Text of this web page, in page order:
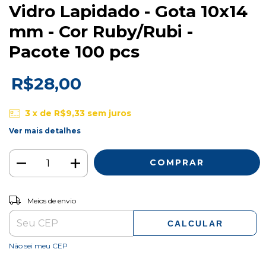
Vidro Lapidado - Gota 10x14
mm - Cor Ruby/Rubi -
Pacote 100 pcs
R$28,00
3 x de R$9,33 sem juros
Ver mais detalhes
Entregas para o CEP:
Meios de envio
CALCULAR
Não sei meu CEP